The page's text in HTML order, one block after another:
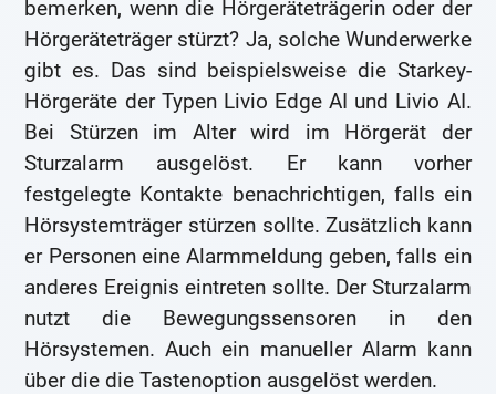
bemerken, wenn die Hörgeräteträgerin oder der
Hörgeräteträger stürzt? Ja, solche Wunderwerke
gibt es. Das sind beispielsweise die Starkey-
Hörgeräte der Typen Livio Edge AI und Livio AI.
Bei Stürzen im Alter wird im Hörgerät der
Sturzalarm ausgelöst. Er kann vorher
festgelegte Kontakte benachrichtigen, falls ein
Hörsystemträger stürzen sollte. Zusätzlich kann
er Personen eine Alarmmeldung geben, falls ein
anderes Ereignis eintreten sollte. Der Sturzalarm
nutzt die Bewegungssensoren in den
Hörsystemen. Auch ein manueller Alarm kann
über die die Tastenoption ausgelöst werden.